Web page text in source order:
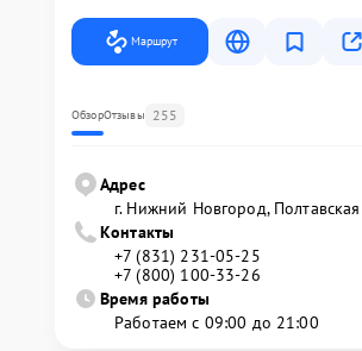
Маршрут
ОбзорОтзывы 255
Адрес
г. Нижний Новгород,
Контакты
+7 (831) 231-05-25
+7 (800) 100-33-26
Время работы
Работаем с 09:00 до 21:00